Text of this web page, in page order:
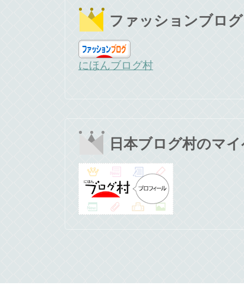
ファッションブログ
にほんブログ村
日本ブログ村のマ